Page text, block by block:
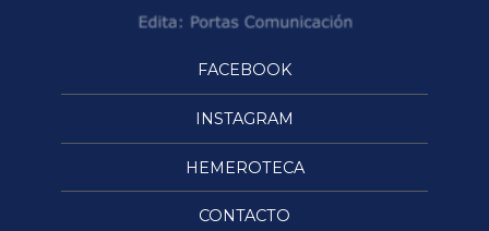
FACEBOOK
INSTAGRAM
HEMEROTECA
CONTACTO